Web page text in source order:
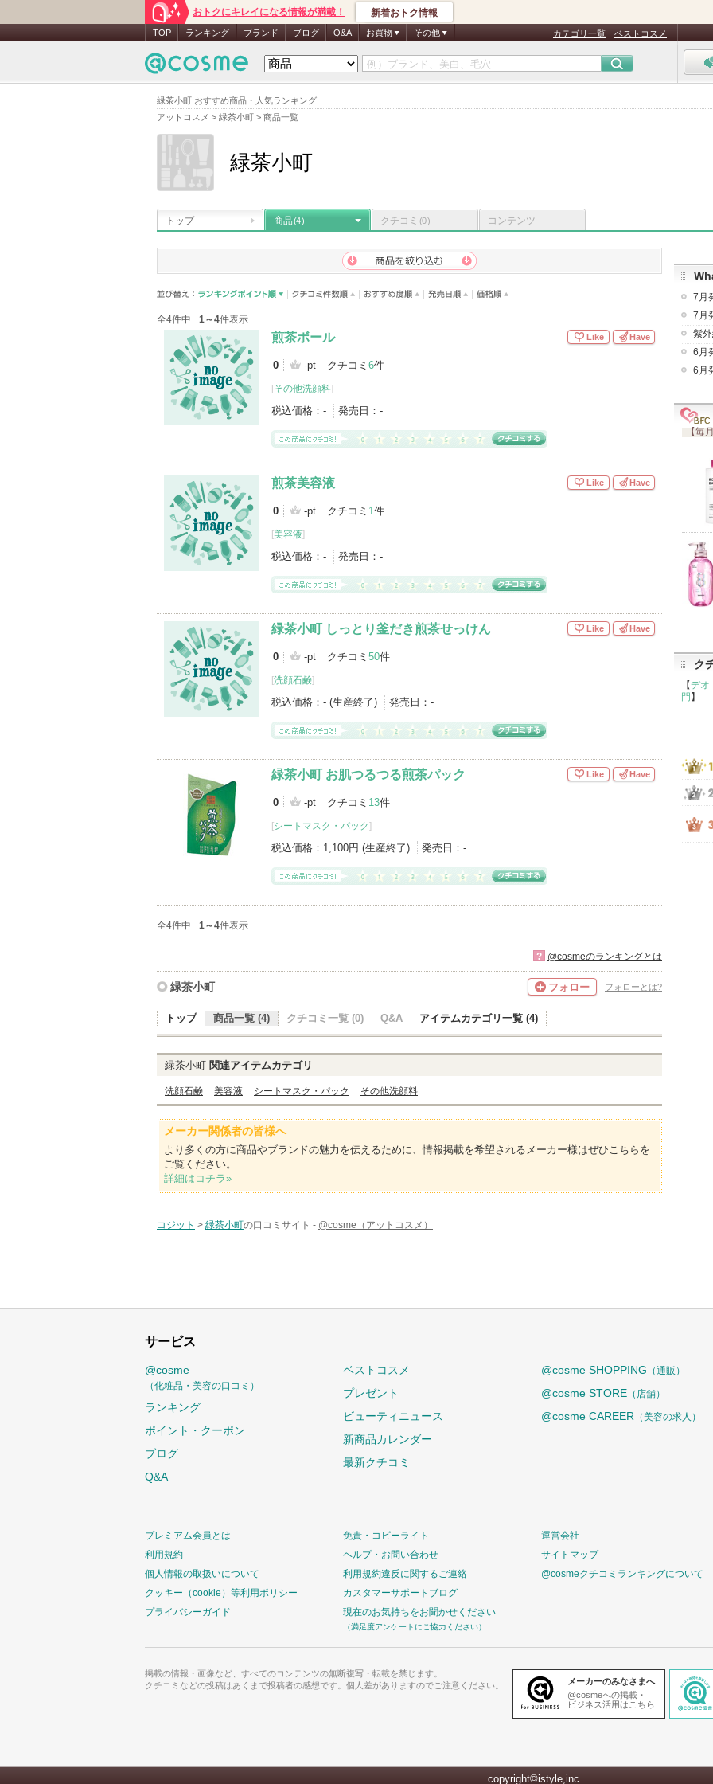
緑茶小町 おすすめ商品・人気ランキング
アットコスメ > 緑茶小町 > 商品一覧
おトクにキレイになる情報が満載！ 新着おトク情報
TOP ランキング ブランド ブログ Q&A お買物 その他 カテゴリ一覧 ベストコスメ
緑茶小町
トップ 商品(4) クチコミ (0) コンテンツ
全4件中 1～4件表示
煎茶ボール
0 -pt クチコミ 6件
[その他洗顔料]
税込価格： - 発売日： -
Like Have
煎茶美容液
0 -pt クチコミ 1件
[美容液]
税込価格： - 発売日： -
Like Have
緑茶小町 しっとり釜だき煎茶せっけん
0 -pt クチコミ 50件
[洗顔石鹸]
税込価格： - (生産終了) 発売日： -
Like Have
緑茶小町 お肌つるつる煎茶パック
0 -pt クチコミ 13件
[シートマスク・パック]
税込価格： 1,100円 (生産終了) 発売日： -
Like Have
全4件中 1～4件表示
? @cosmeのランキングとは
緑茶小町 フォロー フォローとは?
トップ 商品一覧 (4) クチコミ一覧 (0) Q&A アイテムカテゴリ一覧 (4)
緑茶小町 関連アイテムカテゴリ
洗顔石鹸 美容液 シートマスク・パック その他洗顔料
メーカー関係者の皆様へ
より多くの方に商品やブランドの魅力を伝えるために、情報掲載を希望されるメーカー様はぜひこちらを
ご覧ください。
詳細はコチラ»
コジット > 緑茶小町の口コミサイト - @cosme（アットコスメ）
7月
7月
紫
6月
6月
【毎
ク
【デオ
門 】
サービス
@cosme
（化粧品・美容の口コミ）
ランキング
ポイント・クーポン
ブログ
Q&A
ベストコスメ
プレゼント
ビューティニュース
新商品カレンダー
最新クチコミ
@cosme SHOPPING （通販）
@cosme STORE （店舗）
@cosme CAREER （美容の求人）
プレミアム会員とは
利用規約
個人情報の取扱いについて
クッキー（cookie）等利用ポリシー
プライバシーガイド
免責・コピーライト
ヘルプ・お問い合わせ
利用規約違反に関するご連絡
カスタマーサポートブログ
現在のお気持ちをお聞かせください
（満足度アンケートにご協力ください）
運営会社
サイトマップ
@cosmeクチコミランキングについて
掲載の情報・画像など、すべてのコンテンツの無断複写・転載を禁じます。
クチコミなどの投稿はあくまで投稿者の感想です。個人差がありますのでご注意ください。
メーカーのみなさまへ
@cosmeへの掲載・
ビジネス活用はこちら
copyright©istyle,inc.